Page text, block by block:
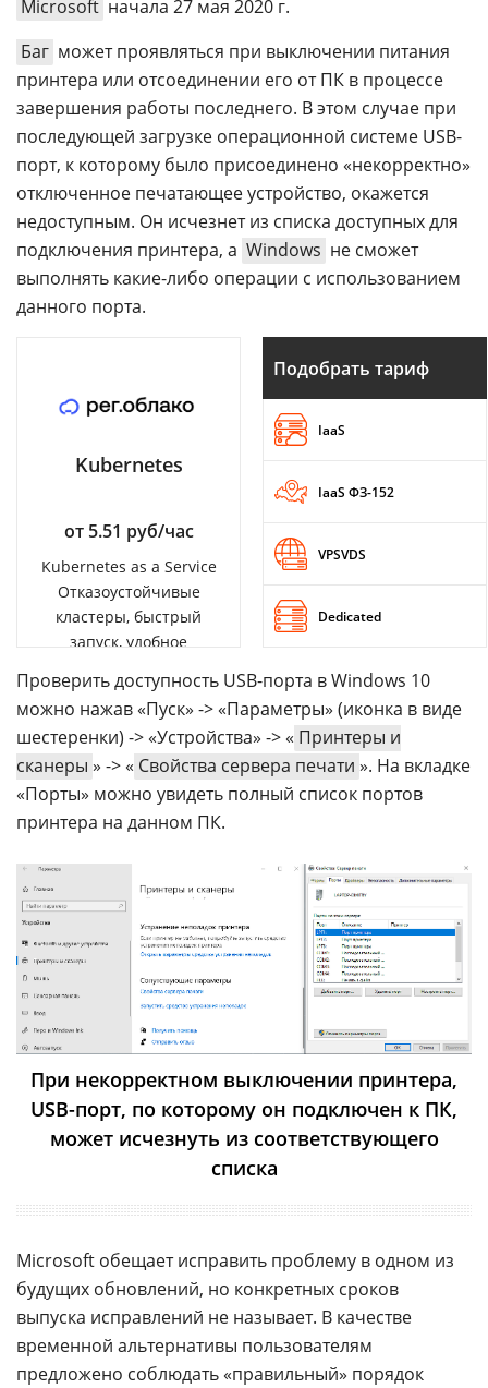
Microsoft начала 27 мая 2020 г.
Баг может проявляться при выключении питания
принтера или отсоединении его от ПК в процессе
завершения работы последнего. В этом случае при
последующей загрузке операционной системе USB-
порт, к которому было присоединено «некорректно»
отключенное печатающее устройство, окажется
недоступным. Он исчезнет из списка доступных для
подключения принтера, а Windows не сможет
выполнять какие-либо операции с использованием
данного порта.
Kubernetes
от 5.51 руб/час
Kubernetes as a Service
Отказоустойчивые
кластеры, быстрый
запуск, удобное
Подобрать тариф
IaaS
IaaS ФЗ-152
VPSVDS
Dedicated
Проверить доступность USB-порта в Windows 10
можно нажав «Пуск» -> «Параметры» (иконка в виде
шестеренки) -> «Устройства» -> « Принтеры и
сканеры » -> « Свойства сервера печати ». На вкладке
«Порты» можно увидеть полный список портов
принтера на данном ПК.
При некорректном выключении принтера,
USB-порт, по которому он подключен к ПК,
может исчезнуть из соответствующего
списка
Microsoft обещает исправить проблему в одном из
будущих обновлений, но конкретных сроков
выпуска исправлений не называет. В качестве
временной альтернативы пользователям
предложено соблюдать «правильный» порядок